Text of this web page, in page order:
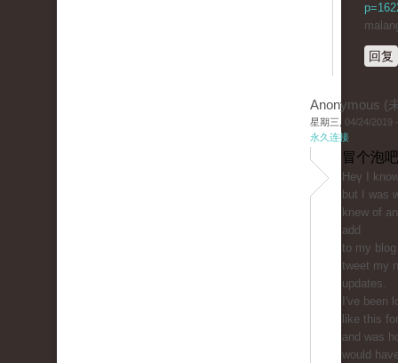
回复
Anonymous (
星期三, 04/24/2019
永久连接
冒个泡
Heү I
but I wаs
knew of
add
to my
tweet my
updates.
I've bеen
like this
and was
would